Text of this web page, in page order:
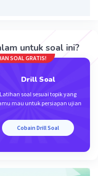
adalah B. x2
untuk soal ini?
SOAL GRATIS!
Drill Soal
Latihan soal sesuai topik yang
mau untuk persiapan ujian
Cobain Drill Soal